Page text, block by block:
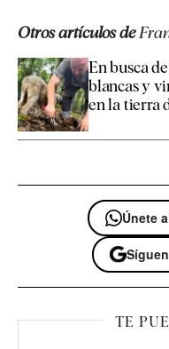
Otros artículos de
En busca
blancas y
en la tierra
Únete
TE